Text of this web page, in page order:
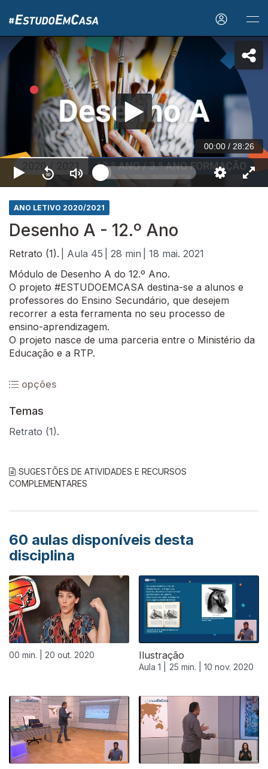
00:00 / 28:26
ANO LETIVO 2020/2021
Desenho A - 12.º Ano
Retrato (1). | Aula 45 | 28 min
| 18 mai. 2021
Módulo de Desenho A do 12.º Ano.
O projeto #ESTUDOEMCASA destina-se a alunos e
professores do Ensino Secundário, que desejem
recorrer a esta ferramenta no seu processo de
ensino-aprendizagem.
O projeto nasce de uma parceria entre o Ministério da
Educação e a RTP.
opções
Temas
Retrato (1).
SUGESTÕES DE ATIVIDADES E RECURSOS
COMPLEMENTARES
60 aulas disponíveis desta
disciplina
00 min. | 20 out. 2020 Ilustração
Aula 1 | 25 min. | 10 nov. 2020